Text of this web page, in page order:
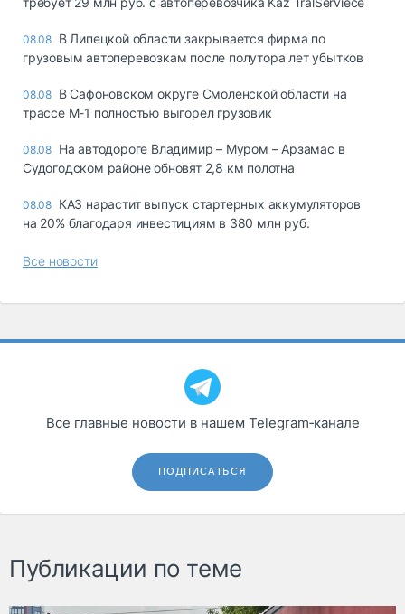
08.08 В Липецкой области закрывается фирма по
грузовым автоперевозкам после полутора лет убытков
08.08 В Сафоновском округе Смоленской области на
трассе М-1 полностью выгорел грузовик
08.08 На автодороге Владимир – Муром – Арзамас в
Судогодском районе обновят 2,8 км полотна
08.08 КАЗ нарастит выпуск стартерных аккумуляторов
на 20% благодаря инвестициям в 380 млн руб.
Все новости
Все главные новости в нашем Telegram‑канале
ПОДПИСАТЬСЯ
Публикации по теме